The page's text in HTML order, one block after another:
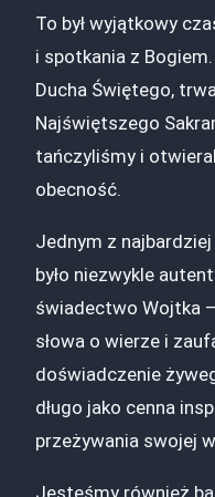
To był wyjątkowy
i spotkania z
Ducha Świętego,
Najświętszego
tańczyliśmy i
obecność.
Jednym z
było niezwykle
świadectwo Wojtka –
słowa o wierze i
doświadczenie
długo jako cenna
przeżywania swojej